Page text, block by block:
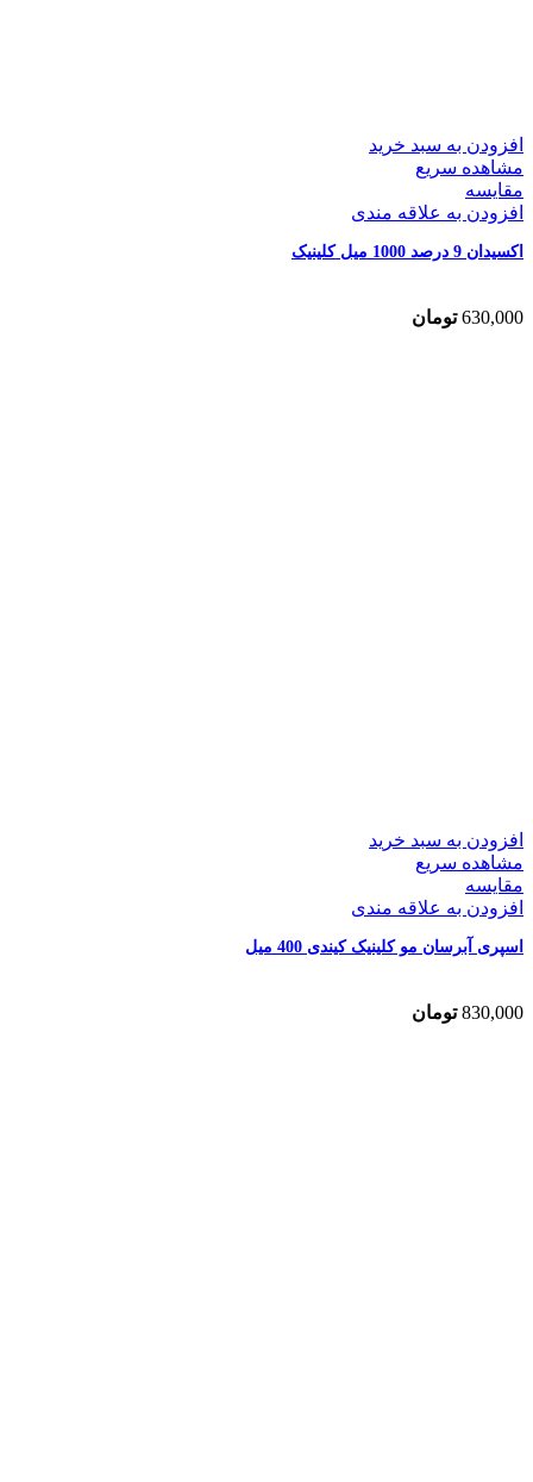
افزودن به سبد خرید
مشاهده سریع
مقایسه
افزودن به علاقه مندی
اکسیدان 9 درصد 1000 میل کلینیک
630,000 تومان
افزودن به سبد خرید
مشاهده سریع
مقایسه
افزودن به علاقه مندی
اسپری آبرسان مو کلینیک کیندی 400 میل
830,000 تومان